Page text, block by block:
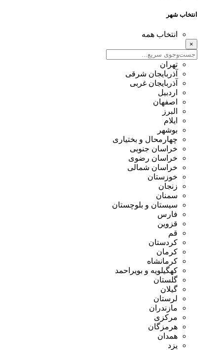
انتخاب شهر
انتخاب همه
×
تهران
آذربایجان شرقی
آذربایجان غربی
اردبیل
اصفهان
البرز
ایلام
بوشهر
چهارمحال و بختیاری
خراسان جنوبی
خراسان رضوی
خراسان شمالی
خوزستان
زنجان
سمنان
سیستان و بلوچستان
فارس
قزوین
قم
کردستان
کرمان
کرمانشاه
کهگیلویه و بویراحمد
گلستان
گیلان
لرستان
مازندران
مرکزی
هرمزگان
همدان
یزد